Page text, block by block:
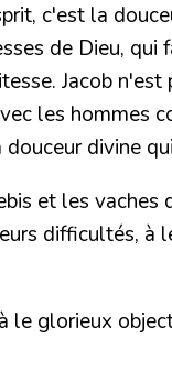
c'est la
de Dieu,
Jacob n'est
les hommes
divine
et les
difficultés,
le glorieux